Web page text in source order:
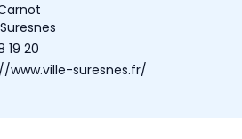
19 20
www.ville-suresnes.fr/